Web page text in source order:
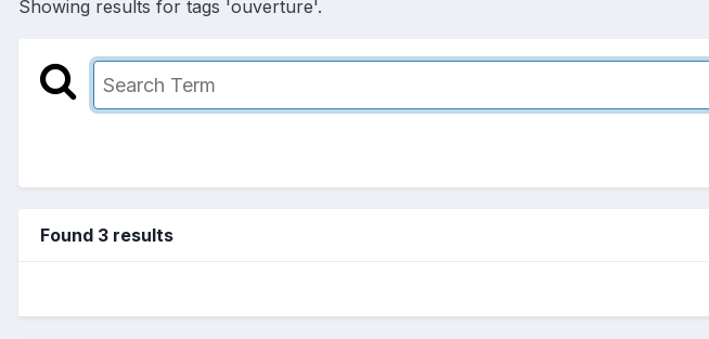
Showing results for tags 'ouverture'.
Found 3 results